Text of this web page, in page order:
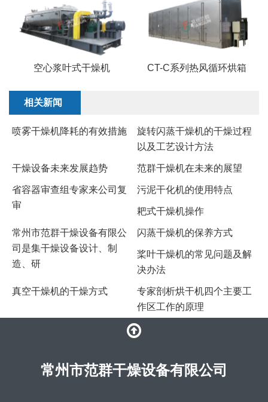
空心浆叶式干燥机 CT-C系列热风循环烘箱
相关新闻
喷雾干燥机降耗的有效措施
旋转闪蒸干燥机的干燥过程
以及工艺设计方法
干燥设备未来发展趋势 范群干燥机在未来的展望
省容器审查组专家来公司复
审
污泥干化机的使用特点
耙式干燥机操作
常州市范群干燥设备有限公
司是集干燥设备设计、制
造、研
闪蒸干燥机的保养方式
桨叶干燥机的常见问题及解
决办法
真空干燥机的干燥方式
专家剖析烘干机四个主要工
作区工作的原理
常州市范群干燥设备有限公司